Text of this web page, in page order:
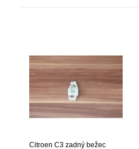
Citroen C3 zadný bežec